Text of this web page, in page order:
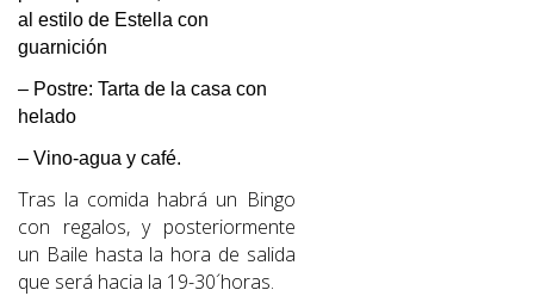
al estilo de Estella con
guarnición
– Postre: Tarta de la casa con
helado
– Vino-agua y café.
Tras la comida habrá un Bingo
con regalos, y posteriormente
un Baile hasta la hora de salida
que será hacia la 19-30´horas.